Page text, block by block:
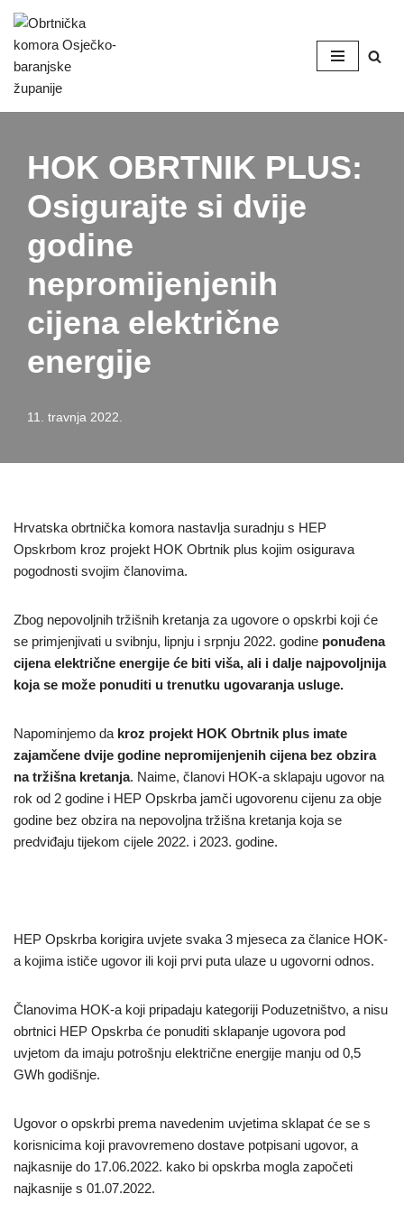
Skip
to
content
HOK OBRTNIK PLUS:
Osigurajte si dvije
godine
nepromijenjenih
cijena električne
energije
11. travnja 2022.
Hrvatska obrtnička komora nastavlja suradnju s HEP
Opskrbom kroz projekt HOK Obrtnik plus kojim osigurava
pogodnosti svojim članovima.
Zbog nepovoljnih tržišnih kretanja za ugovore o opskrbi koji će
se primjenjivati u svibnju, lipnju i srpnju 2022. godine ponuđena
cijena električne energije će biti viša, ali i dalje najpovoljnija
koja se može ponuditi u trenutku ugovaranja usluge.
Napominjemo da kroz projekt HOK Obrtnik plus imate
zajamčene dvije godine nepromijenjenih cijena bez obzira
na tržišna kretanja. Naime, članovi HOK-a sklapaju ugovor na
rok od 2 godine i HEP Opskrba jamči ugovorenu cijenu za obje
godine bez obzira na nepovoljna tržišna kretanja koja se
predviđaju tijekom cijele 2022. i 2023. godine.
HEP Opskrba korigira uvjete svaka 3 mjeseca za članice HOK-
a kojima ističe ugovor ili koji prvi puta ulaze u ugovorni odnos.
Članovima HOK-a koji pripadaju kategoriji Poduzetništvo, a nisu
obrtnici HEP Opskrba će ponuditi sklapanje ugovora pod
uvjetom da imaju potrošnju električne energije manju od 0,5
GWh godišnje.
Ugovor o opskrbi prema navedenim uvjetima sklapat će se s
korisnicima koji pravovremeno dostave potpisani ugovor, a
najkasnije do 17.06.2022. kako bi opskrba mogla započeti
najkasnije s 01.07.2022.